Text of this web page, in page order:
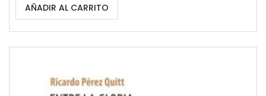
AÑADIR AL CARRITO